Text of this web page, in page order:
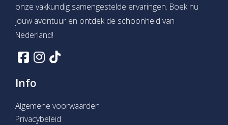
onze vakkundig samengestelde ervaringen. Boek nu
jouw avontuur en ontdek de schoonheid van
Nederland!
Info
Algemene voorwaarden
Privacybeleid